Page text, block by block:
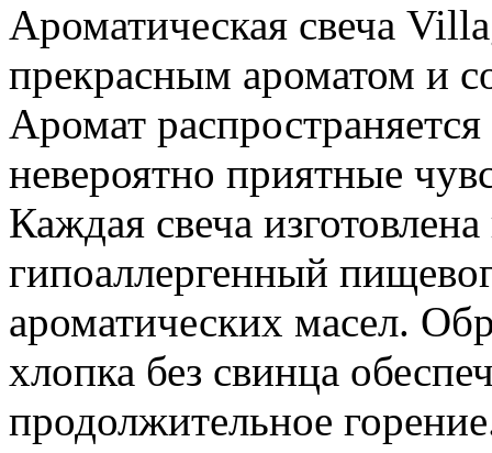
Ароматическая свеча
прекрасным ароматом и
Аромат
невероятно приятные
Каждая свеча
гипоаллергенный
ароматических масел.
хлопка без свинца
продолжительное